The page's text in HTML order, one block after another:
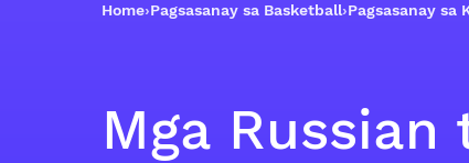
Home›Pagsasanay sa Basketball›Pagsasanay sa
Mga